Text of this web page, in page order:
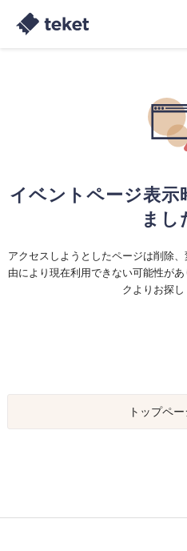
イベントページ表示
まし
アクセスしようとしたページは削除
由により現在利用できない可能性が
クよりお探し
トップペ